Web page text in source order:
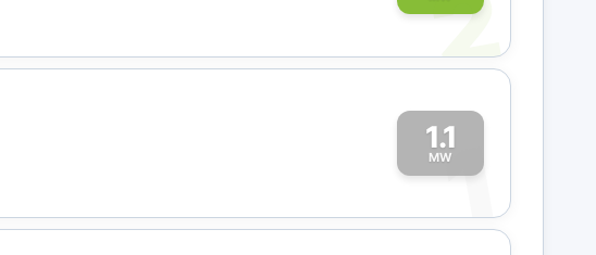
1.1
MW
1